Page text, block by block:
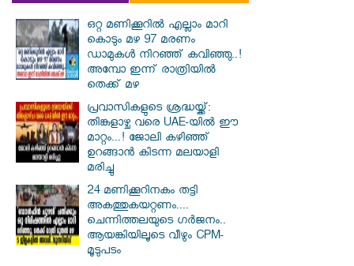
ഒറ്റ മണിക്കൂറിൽ എല്ലാം മാറി
കൊടും മഴ 97 മരണം
ഡാമുകൾ നിറഞ്ഞ് കവിഞ്ഞു..!
അമ്പോ ഇന്ന് രാത്രിയിൽ
തെക്ക് മഴ
പ്രവാസികളുടെ ശ്രദ്ധയ്ക്ക്:
തിങ്കളാഴ്ച വരെ UAE-യിൽ ഈ
മാറ്റം...! ജോലി കഴിഞ്ഞ്
ഉറങ്ങാൻ കിടന്ന മലയാളി
മരിച്ചു
24 മണിക്കൂറിനകം തട്ടി
അകത്തുകയറ്റണം....
ചെന്നിത്തലയുടെ ഗർജനം..
ആയങ്കിയിലൂടെ വീഴും CPM-
മൂടുപടം